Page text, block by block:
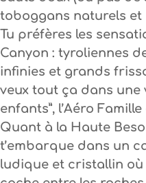
toboggans naturels et
Tu préfères les
Canyon : tyroliennes
infinies et grands
veux tout ça dans une
enfants”, l’Aéro
Quant à la Haute
t’embarque dans un
ludique et cristallin où